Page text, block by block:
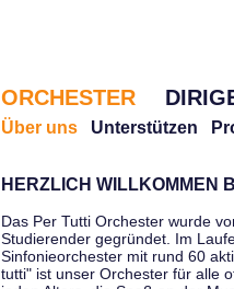
ORCHESTER
Über uns Unterstützen
HERZLICH WILLKOMMEN
Das Per Tutti Orchester wurde
Studierender gegründet. Im
Sinfonieorchester mit rund 60
tutti" ist unser Orchester für alle